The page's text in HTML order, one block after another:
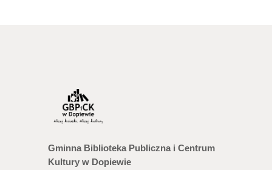
Gminna Biblioteka Publiczna i Centrum
Kultury w Dopiewie